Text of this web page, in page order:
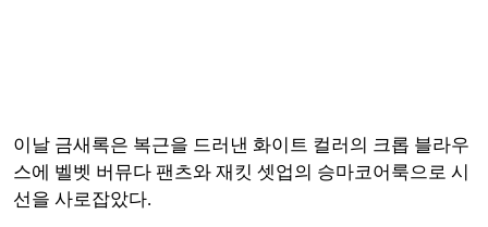
이날 금새록은 복근을 드러낸 화이트 컬러의 크롭 블라우
스에 벨벳 버뮤다 팬츠와 재킷 셋업의 승마코어룩으로 시
선을 사로잡았다.